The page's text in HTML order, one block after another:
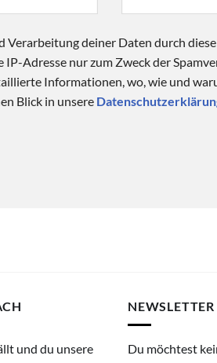
deiner Daten durch
Adresse nur zum Zweck der
Informationen, wo, wie und
Blick in unsere
und du unsere
NEWSLETTER
Du möchtest